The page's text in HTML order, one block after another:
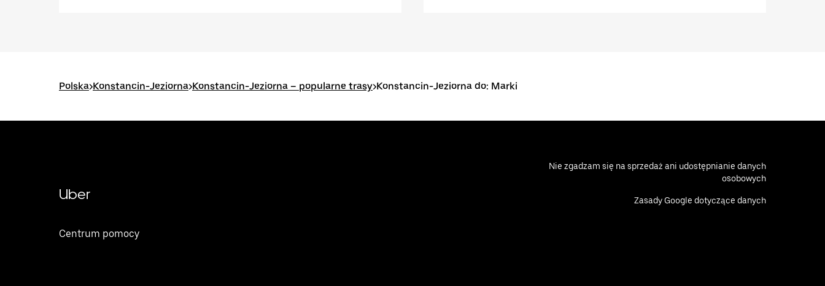
Polska>Konstancin-Jeziorna>Konstancin-Jeziorna – popularne trasy>Konstancin-Jeziorna do: Marki
Uber
Centrum pomocy
Nie zgadzam się na sprzedaż ani udostępnianie danych
osobowych
Zasady Google dotyczące danych